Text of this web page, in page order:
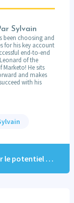
Sylvain
been choosing and
for his key account
end-to-end
of the
Marketo! He sits
and makes
with his
Libérer le potentiel de Marketo : Au-delà des intégrations CRM natives avec Vertify